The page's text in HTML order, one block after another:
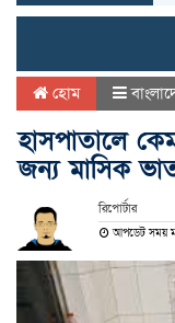
হোম
হাসপাতালে
জন্য মাসিক
রিপোর্টার
আপডেট সময়